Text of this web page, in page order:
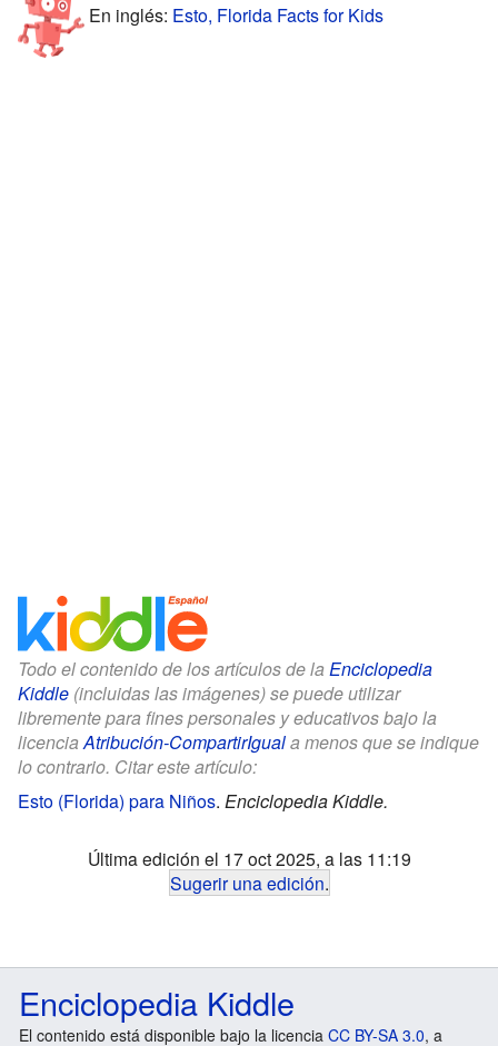
En inglés: Esto, Florida Facts for Kids
Todo el contenido de los artículos de la Enciclopedia
Kiddle (incluidas las imágenes) se puede utilizar
libremente para fines personales y educativos bajo la
licenciaAtribución-CompartirIguala menos que se indique
lo contrario. Citar este artículo:
Esto (Florida) para Niños. Enciclopedia Kiddle.
Última edición el 17 oct 2025, a las 11:19
Sugerir una edición.
Enciclopedia Kiddle
El contenido está disponible bajo la licencia CC BY-SA 3.0, a